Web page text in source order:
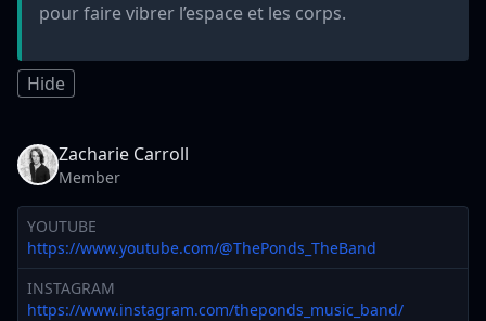
pour faire vibrer l’espace et les corps.
Hide
Zacharie Carroll
Member
YOUTUBE
https://www.youtube.com/@ThePonds_TheBand
INSTAGRAM
https://www.instagram.com/theponds_music_band/